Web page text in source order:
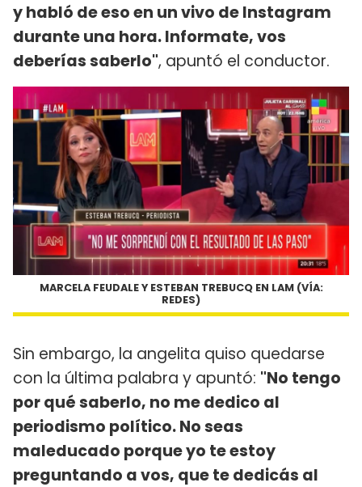
y habló de eso en un vivo de Instagram
durante una hora. Informate, vos
deberías saberlo", apuntó el conductor.
MARCELA FEUDALE Y ESTEBAN TREBUCQ EN LAM (VÍA:
REDES)
Sin embargo, la angelita quiso quedarse
con la última palabra y apuntó: "No tengo
por qué saberlo, no me dedico al
periodismo político. No seas
maleducado porque yo te estoy
preguntando a vos, que te dedicás al